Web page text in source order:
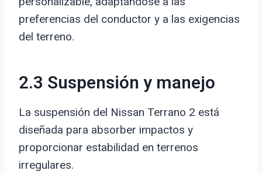
preferencias del conductor y a las exigencias
del terreno.
2.3 Suspensión y manejo
La suspensión del Nissan Terrano 2 está
diseñada para absorber impactos y
proporcionar estabilidad en terrenos
irregulares.